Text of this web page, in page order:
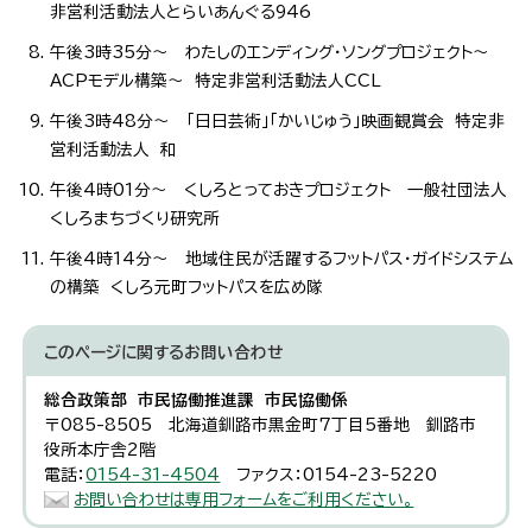
非営利活動法人とらいあんぐる946
午後3時35分～ わたしのエンディング・ソングプロジェクト～
ACPモデル構築～ 特定非営利活動法人CCL
午後3時48分～ 「日日芸術」「かいじゅう」映画観賞会 特定非
営利活動法人 和
午後4時01分～ くしろとっておきプロジェクト 一般社団法人
くしろまちづくり研究所
午後4時14分～ 地域住民が活躍するフットパス・ガイドシステム
の構築 くしろ元町フットパスを広め隊
このページに関するお問い合わせ
総合政策部 市民協働推進課 市民協働係
〒085-8505 北海道釧路市黒金町7丁目5番地 釧路市
役所本庁舎2階
電話：0154-31-4504
ファクス：0154-23-5220
お問い合わせは専用フォームをご利用ください。